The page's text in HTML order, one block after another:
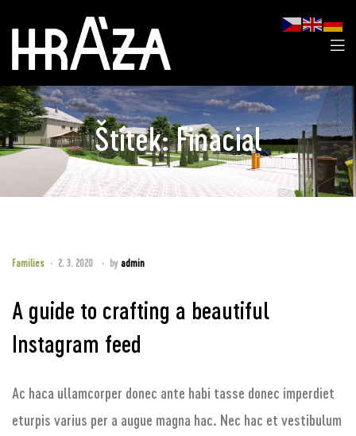
Štítek:Finacial
Families 2. 3. 2020 by admin
A guide to crafting a beautiful
Instagram feed
Ac haca ullamcorper donec ante habi tasse donec imperdiet
eturpis varius per a augue magna hac. Nec hac et vestibulum